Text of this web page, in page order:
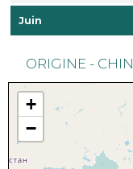
Juin
ORIGINE -
+
−